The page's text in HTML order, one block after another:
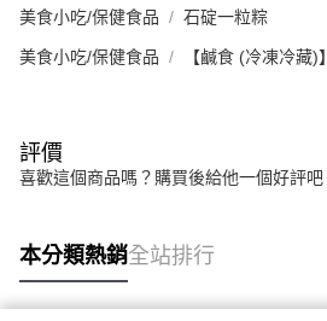
美食小吃/保健食品 石碇一粒粽
美食小吃/保健食品 【鹹食 (冷凍冷藏)】
評價
喜歡這個商品嗎？購買後給他一個好評吧
本分類熱銷全站排行